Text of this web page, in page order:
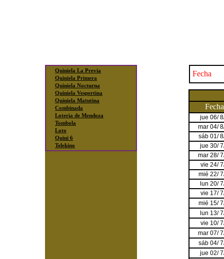
Quiniela La Previa
Quiniela Primera
Quiniela Nocturna
Quiniela Vespertina
Quiniela Matutina
Combinada
Loteria de Mendoza
Tombola
Loto
Quini 6
Telekino
Fecha
Fecha
jue 06/
mar 04/
sáb 01/
jue 30/
mar 28/
vie 24/
mié 22/
lun 20/
vie 17/
mié 15/
lun 13/
vie 10/
mar 07/
sáb 04/
jue 02/